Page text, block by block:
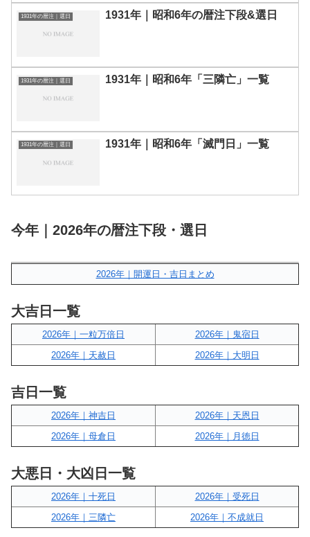
1931年の暦注｜選日 1931年｜昭和6年の暦注下段&選日
1931年の暦注｜選日 1931年｜昭和6年「三隣亡」一覧
1931年の暦注｜選日 1931年｜昭和6年「滅門日」一覧
今年｜2026年の暦注下段・選日
2026年｜開運日・吉日まとめ
大吉日一覧
2026年｜一粒万倍日
2026年｜鬼宿日
2026年｜天赦日
2026年｜大明日
吉日一覧
2026年｜神吉日
2026年｜天恩日
2026年｜母倉日
2026年｜月徳日
大悪日・大凶日一覧
2026年｜十死日
2026年｜受死日
2026年｜三隣亡
2026年｜不成就日